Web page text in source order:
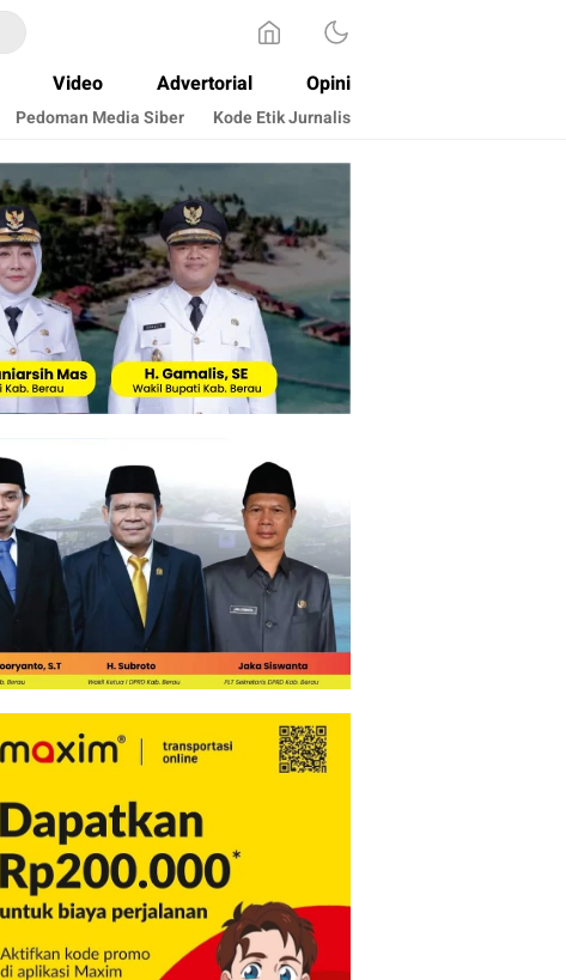
Video Advertorial Opini
Pedoman Media Siber Kode Etik Jurnalis